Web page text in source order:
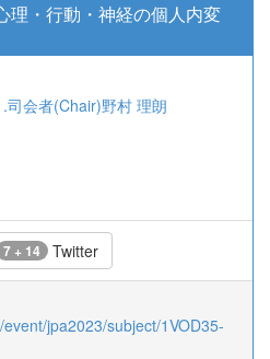
理・行動・神経の個人内変
.司会者(Chair)野村 理朗
7 + 14 Twitter
jpa2023/subject/1VOD35-